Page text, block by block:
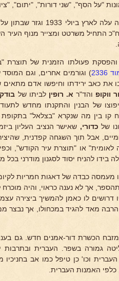
"על הסף", "שני דורות", "יתום",
אחרי השתלטות המשטר הנאצי על
התחיל משרטט ומצייר מנוף העיר
פעולתו הזמנית של תוצרת
2336
) וגורמים אחרים, וגם
כאב ירידתו וחיפשו אדם מתאים
ווקופ והד"ר א. רופיןלביתו של
בין מה שנקרא "בצלאל" בתקופת
של כדורי, שאישר הנציב העליון
אבל תוך השגחה קפדנית,
או "תוצרת עיר הקודש",
בידו להניח יסוד לסגנון מודרני בכל
מעמסה כבדה של דאגות חמריות
אך לא נענה כראוי, והיה
דרושים לו כאמן להמשיך ביצירה
מאד להגיד במכחולו, אך נבצר
הכשרת דור-אמנים חדש. גם
גמורה בשפר. העברית ובתרבות
וכו' כן טיפל כמו אב
האמנות העברית.